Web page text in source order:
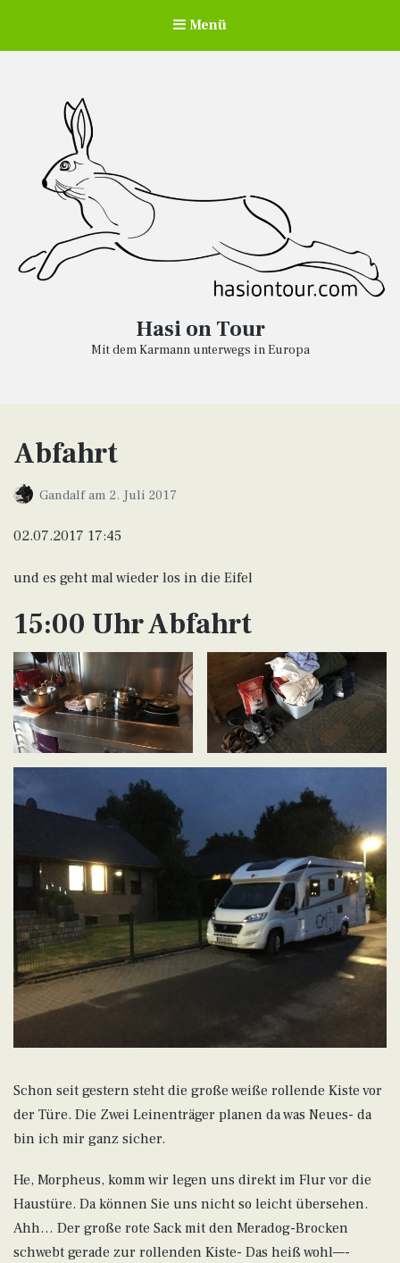
Menü
Hasi on Tour
Mit dem Karmann unterwegs in Europa
Abfahrt
Gandalfam 2. Juli 2017
02.07.2017 17:45
und es geht mal wieder los in die Eifel
15:00 Uhr Abfahrt
Schon seit gestern steht die große weiße rollende Kiste vor
der Türe. Die Zwei Leinenträger planen da was Neues- da
bin ich mir ganz sicher.
He, Morpheus, komm wir legen uns direkt im Flur vor die
Haustüre. Da können Sie uns nicht so leicht übersehen.
Ahh… Der große rote Sack mit den Meradog-Brocken
schwebt gerade zur rollenden Kiste- Das heiß wohl—-